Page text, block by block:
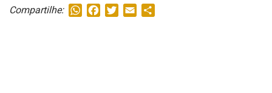
Compartilhe: WhatsApp
FacebookTwitterEmail